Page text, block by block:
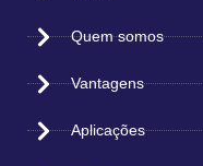
Quem somos
Vantagens
Aplicações